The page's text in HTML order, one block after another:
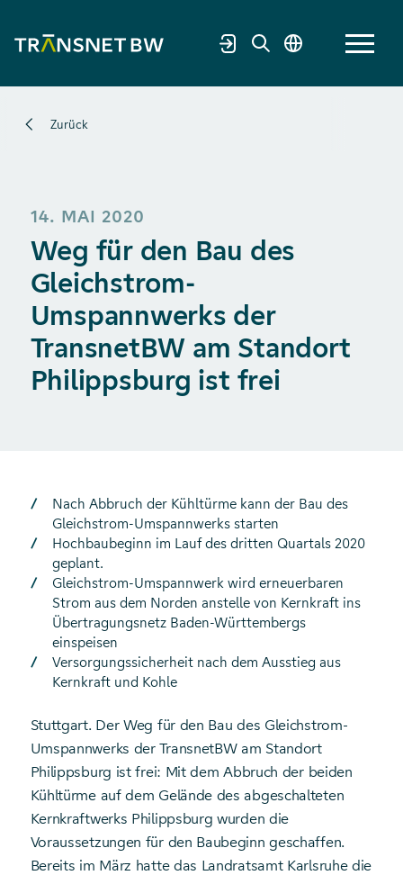
Zurück
14. MAI 2020
Weg für den Bau des
Gleichstrom-
Umspannwerks der
TransnetBW am Standort
Philippsburg ist frei
Nach Abbruch der Kühltürme kann der Bau des
Gleichstrom-Umspannwerks starten
Hochbaubeginn im Lauf des dritten Quartals 2020
geplant.
Gleichstrom-Umspannwerk wird erneuerbaren
Strom aus dem Norden anstelle von Kernkraft ins
Übertragungsnetz Baden-Württembergs
einspeisen
Versorgungssicherheit nach dem Ausstieg aus
Kernkraft und Kohle
Stuttgart. Der Weg für den Bau des Gleichstrom-
Umspannwerks der TransnetBW am Standort
Philippsburg ist frei: Mit dem Abbruch der beiden
Kühltürme auf dem Gelände des abgeschalteten
Kernkraftwerks Philippsburg wurden die
Voraussetzungen für den Baubeginn geschaffen.
Bereits im März hatte das Landratsamt Karlsruhe die